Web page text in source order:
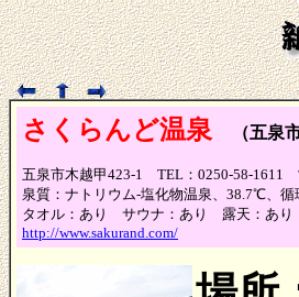
さくらんど温泉 （五泉
五泉市木越甲423-1 TEL：0250-58-1611
泉質：ナトリウム-塩化物温泉、38.7℃、循
タオル：あり サウナ：あり 露天：あ
http://www.sakurand.com/